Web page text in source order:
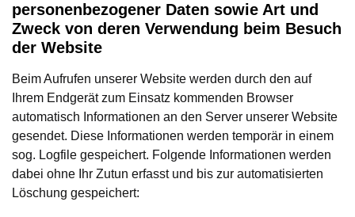
personenbezogener Daten sowie Art und
Zweck von deren Verwendung beim Besuch
der Website
Beim Aufrufen unserer Website werden durch den auf
Ihrem Endgerät zum Einsatz kommenden Browser
automatisch Informationen an den Server unserer Website
gesendet. Diese Informationen werden temporär in einem
sog. Logfile gespeichert. Folgende Informationen werden
dabei ohne Ihr Zutun erfasst und bis zur automatisierten
Löschung gespeichert: